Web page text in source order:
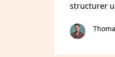
structurer